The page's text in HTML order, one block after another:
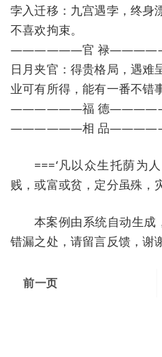
孛入迁移：九宫遇孛，终身
不喜欢拘束。
——————官 禄
日月夹官：得贵格局，遇难
业可有所得，能有一番不错
——————福 德
——————相 品
===‘凡以众生托荫为
贱，或富或贫，定分虽殊，
本案例由系统自动生成
错漏之处，请留言反馈，谢
前一页